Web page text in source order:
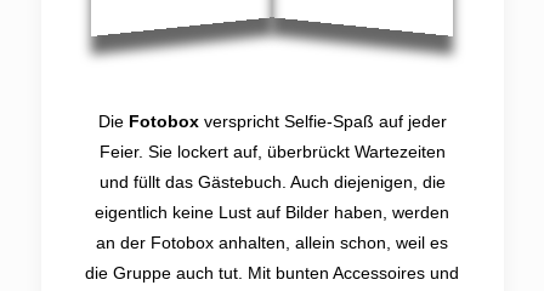
Die Fotoboxverspricht Selfie-Spaß auf jeder
Feier. Sie lockert auf, überbrückt Wartezeiten
und füllt das Gästebuch. Auch diejenigen, die
eigentlich keine Lust auf Bilder haben, werden
an der Fotobox anhalten, allein schon, weil es
die Gruppe auch tut. Mit bunten Accessoires und